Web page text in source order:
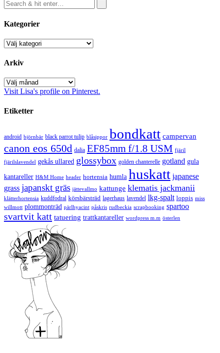
Kategorier
Kategorier
Arkiv
Arkiv
Visit Lisa's profile on Pinterest.
Etiketter
android björnbär black parrot tulip blåsippor bondkatt campervan
canon eos 650d dalia EF85mm f/1.8 USM fjäril
fjärilslavendel gekås ullared glossybox golden chanterelle gotland gula
kantareller H&M Home header hortensia humla huskatt japanese
grass japanskt gräs jättevallmo kattunge klematis jackmanii
klätterhortensia kuddfodral körsbärsträd lagerhaus lavendel lkg-spalt loppis miss
willmott plommonträd pärlhyacint påskris rudbeckia scrapbooking spartoo
svartvit katt tatuering trattkantareller wordpress m.m österlen